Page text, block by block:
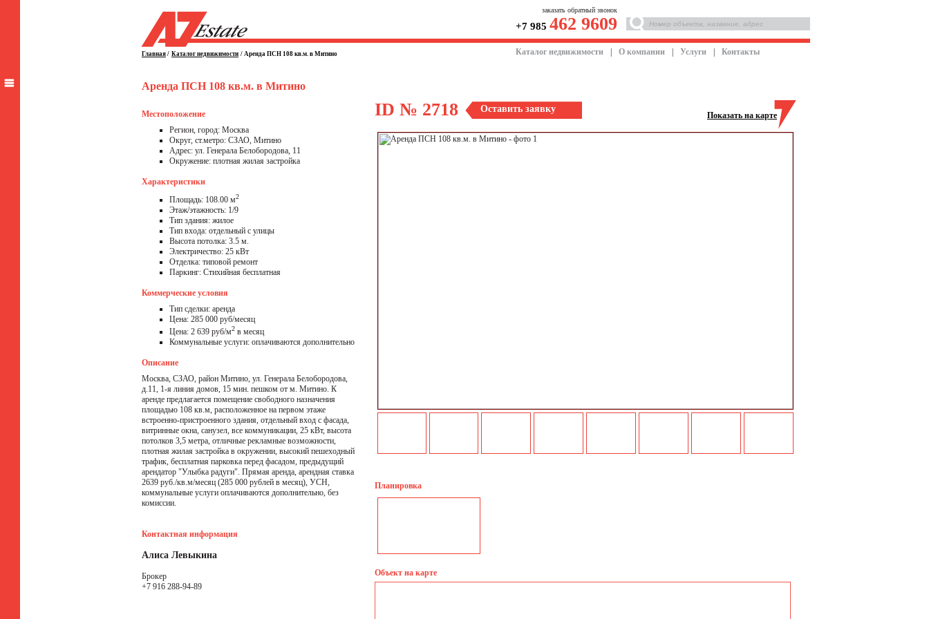
Главная / Каталог недвижимости / Аренда ПСН 108 кв.м. в Митино
заказать обратный звонок
+7 985 462 9609
Каталог недвижимости О компании Услуги Контакты
Аренда ПСН 108 кв.м. в Митино
Местоположение
Регион, город: Москва
Округ, ст.метро: СЗАО, Митино
Адрес: ул. Генерала Белобородова, 11
Окружение: плотная жилая застройка
Характеристики
Площадь: 108.00 м2
Этаж/этажность: 1/9
Тип здания: жилое
Тип входа: отдельный с улицы
Высота потолка: 3.5 м.
Электричество: 25 кВт
Отделка: типовой ремонт
Паркинг: Стихийная бесплатная
Коммерческие условия
Тип сделки: аренда
Цена: 285 000 руб/месяц
Цена: 2 639 руб/м2 в месяц
Коммунальные услуги: оплачиваются дополнительно
Описание
Москва, СЗАО, район Митино, ул. Генерала Белобородова,
д.11, 1-я линия домов, 15 мин. пешком от м. Митино. К
аренде предлагается помещение свободного назначения
площадью 108 кв.м, расположенное на первом этаже
встроенно-пристроенного здания, отдельный вход с фасада,
витринные окна, санузел, все коммуникации, 25 кВт, высота
потолков 3,5 метра, отличные рекламные возможности,
плотная жилая застройка в окружении, высокий пешеходный
трафик, бесплатная парковка перед фасадом, предыдущий
арендатор "Улыбка радуги". Прямая аренда, арендная ставка
2639 руб./кв.м/месяц (285 000 рублей в месяц), УСН,
коммунальные услуги оплачиваются дополнительно, без
комиссии.
Контактная информация
Алиса Левыкина
Брокер
+7 916 288-94-89
ID № 2718 Оставить заявку
Показать на карте
Планировка
Объект на карте